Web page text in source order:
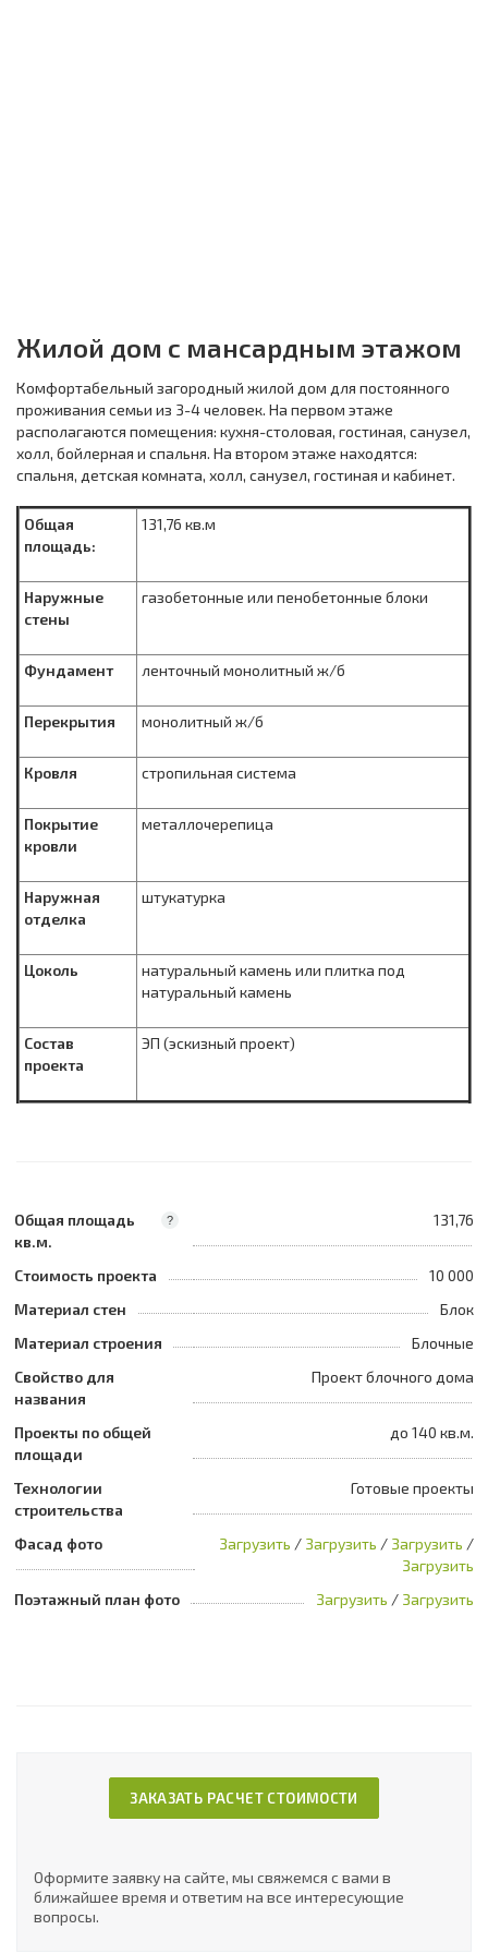
Жилой дом с мансардным этажом
Комфортабельный загородный жилой дом для постоянного
проживания семьи из 3-4 человек. На первом этаже
располагаются помещения: кухня-столовая, гостиная, санузел,
холл, бойлерная и спальня. На втором этаже находятся:
спальня, детская комната, холл, санузел, гостиная и кабинет.
Общая
площадь:
131,76 кв.м
Наружные
стены
газобетонные или пенобетонные блоки
Фундамент ленточный монолитный ж/б
Перекрытия монолитный ж/б
Кровля стропильная система
Покрытие
кровли
металлочерепица
Наружная
отделка
штукатурка
Цоколь
натуральный камень или плитка под
натуральный камень
Состав
проекта
ЭП (эскизный проект)
Общая площадь
кв.м.
? 131,76
Стоимость проекта
10 000
Материал стен
Блок
Материал строения
Блочные
Свойство для
названия
Проект блочного дома
Проекты по общей
площади
до 140 кв.м.
Технологии
строительства
Готовые проекты
Фасад фото Загрузить / Загрузить / Загрузить /
Загрузить
Поэтажный план фото
Загрузить / Загрузить
ЗАКАЗАТЬ РАСЧЕТ СТОИМОСТИ
Оформите заявку на сайте, мы свяжемся с вами в
ближайшее время и ответим на все интересующие
вопросы.